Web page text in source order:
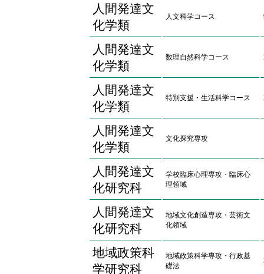
人間発達文
化学類
人文科学コース
人間発達文
化学類
数理自然科学コース
人間発達文
化学類
特別支援・生活科学コース
人間発達文
化学類
文化探究専攻
人間発達文
化研究科
学校臨床心理専攻・臨床心
理領域
人間発達文
化研究科
地域文化創造専攻・芸術文
化領域
地域政策科
学研究科
地域政策科学専攻・行政基
礎法